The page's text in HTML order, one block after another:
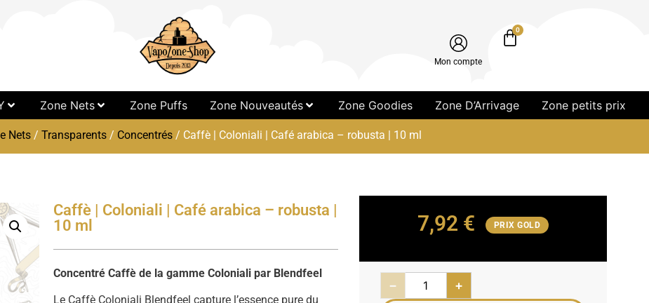
Mon compte
0
Zone Nets Zone Puffs Zone Nouveautés Zone Goodies Zone D’Arrivage Zone petits prix
Nets/ Transparents/ Concentrés/ Caffè | Coloniali | Café arabica – robusta | 10 ml
Caffè | Coloniali | Café arabica – robusta |
10 ml
Concentré Caffè de la gamme Coloniali par Blendfeel
Le Caffè Coloniali Blendfeel capture l’essence pure du
7,92 € PRIX GOLD
− +